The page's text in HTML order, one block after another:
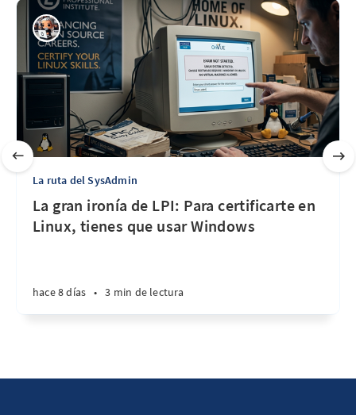
La ruta del SysAdmin
La gran ironía de LPI: Para certificarte en
Linux, tienes que usar Windows
hace 8 días • 3 min de lectura